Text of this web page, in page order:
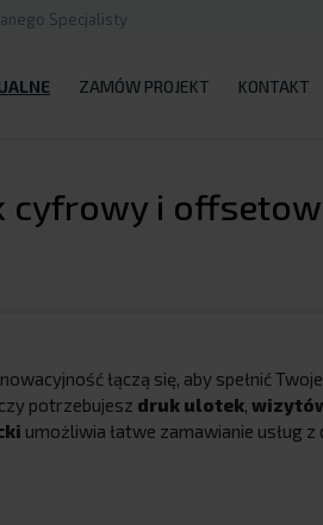
ZAMÓW PROJEKT KONTAKT
Specjalisty
cyfrowy i
łączą się, aby spełnić
potrzebujesz druk ulotek,
umożliwia łatwe zamawianie usług